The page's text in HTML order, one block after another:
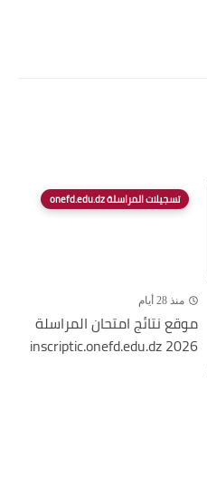
تسجيلات المراسلة onefd.edu.dz
منذ 28 أيام
موقع نتائج امتحان المراسلة
2026 inscriptic.onefd.edu.dz